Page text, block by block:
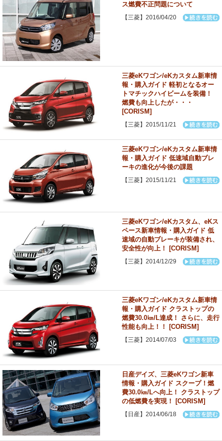
ス燃費不正問題について
【三菱】2016/04/20
三菱eKワゴン/eKカスタム新車情
報・購入ガイド 軽初となるオー
トマチックハイビームを装備！
燃費も向上したが・・・
[CORISM]
【三菱】2015/11/21
三菱eKワゴン/eKカスタム新車情
報・購入ガイド 低速域自動ブレ
ーキの進化が今後の課題
【三菱】2015/11/21
三菱eKワゴン/eKカスタム、eKス
ペース新車情報・購入ガイド 低
速域の自動ブレーキが装備され、
安全性が向上！ [CORISM]
【三菱】2014/12/29
三菱eKワゴン/eKカスタム新車情
報・購入ガイド クラストップの
燃費30.0㎞/L達成！ さらに、走行
性能も向上！！ [CORISM]
【三菱】2014/07/03
日産デイズ、三菱eKワゴン新車
情報・購入ガイド スクープ！燃
費30.0㎞/Lへ向上！ クラストップ
の低燃費を実現！ [CORISM]
【日産】2014/06/18